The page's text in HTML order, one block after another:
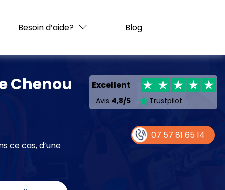
Besoin d’aide? Blog
Chenou
ce cas, d’une
Excellent
Avis 4,8/5 Trustpilot
07 57 81 65 14